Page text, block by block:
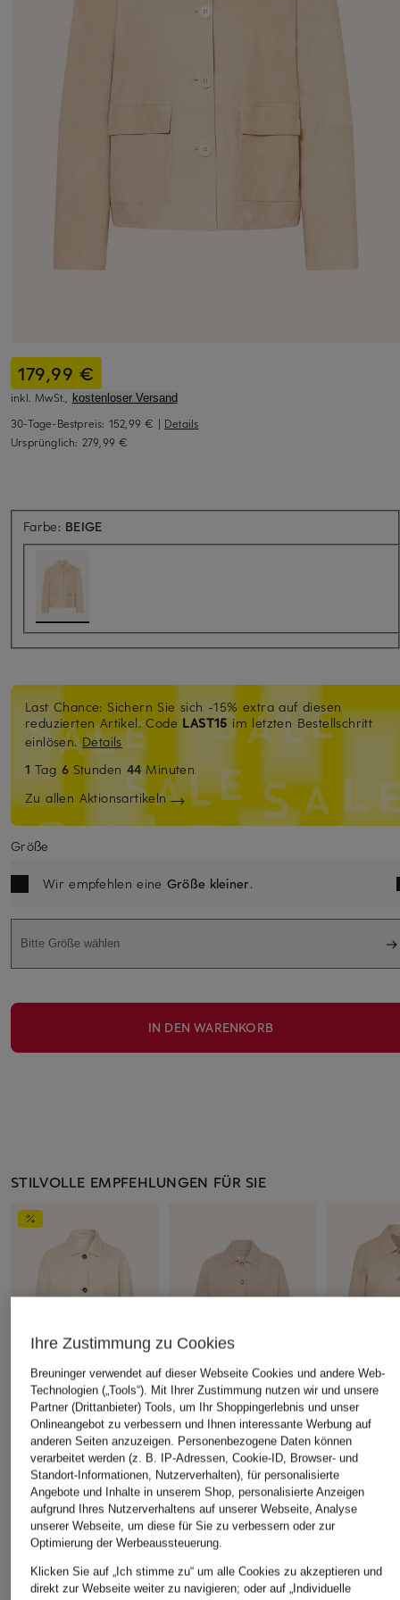
179,99 €
inkl. MwSt., kostenloser Versand
30-Tage-Bestpreis: 152,99 € | Details
Ursprünglich: 279,99 €
Farbe: BEIGE
Last Chance: Sichern Sie sich -15% extra auf diesen
reduzierten Artikel. Code LAST15im letzten Bestellschritt
einlösen.Details
1 Tag 6 Stunden 44 Minuten
Zu allen Aktionsartikeln
Größe
Wir empfehlen eine Größe kleiner.
Bitte Größe wählen
IN DEN WARENKORB
STILVOLLE EMPFEHLUNGEN FÜR SIE
+Aktionsrabatt
MRS & HUGS
Lederjacke
139,99 €
Bestpreis:299,99 €
+Aktionsrabatt
lilienfels
Lederjacke
279,99 €
Bestpreis:237,99 €
Ursprünglich:
+Aktionsrabatt
MILESTONE
Lederjacke
259,99 €
Bestpreis:
Ihre Zustimmung zu Cookies
Breuninger verwendet auf dieser Webseite Cookies und andere Web-
Technologien („Tools“). Mit Ihrer Zustimmung nutzen wir und unsere
Partner (Drittanbieter) Tools, um Ihr Shoppingerlebnis und unser
Onlineangebot zu verbessern und Ihnen interessante Werbung auf
anderen Seiten anzuzeigen. Personenbezogene Daten können
verarbeitet werden (z. B. IP-Adressen, Cookie-ID, Browser- und
Standort-Informationen, Nutzerverhalten), für personalisierte
Angebote und Inhalte in unserem Shop, personalisierte Anzeigen
aufgrund Ihres Nutzerverhaltens auf unserer Webseite, Analyse
unserer Webseite, um diese für Sie zu verbessern oder zur
Optimierung der Werbeaussteuerung.
Klicken Sie auf „Ich stimme zu“ um alle Cookies zu akzeptieren und
direkt zur Webseite weiter zu navigieren; oder auf „Individuelle